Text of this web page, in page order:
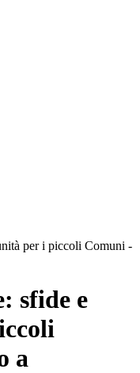
per i piccoli Comuni -
sfide e
a